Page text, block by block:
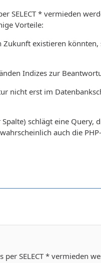
SELECT * vermieden
Vorteile:
existieren könnten,
Indizes zur
nicht erst im
schlägt eine Query,
auch die
per SELECT * vermieden